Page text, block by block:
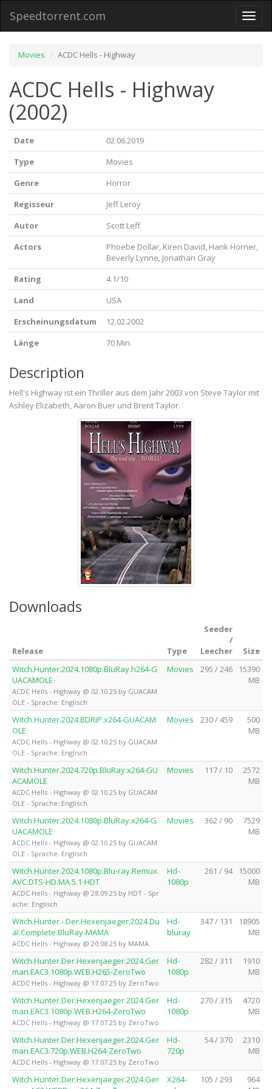
Toggle
Speedtorrent.com
Movies ACDC Hells - Highway
ACDC Hells - Highway
(2002)
Date
02.06.2019
Type
Movies
Genre
Horror
Regisseur
Jeff Leroy
Autor
Scott Leff
Actors
Phoebe Dollar, Kiren David, Hank Horner,
Beverly Lynne, Jonathan Gray
Rating
4.1/10
Land
USA
Erscheinungsdatum
12.02.2002
Länge
70 Min.
Description
Hell's Highway ist ein Thriller aus dem Jahr 2003 von Steve Taylor mit
Ashley Elizabeth, Aaron Buer und Brent Taylor.
Downloads
Release Type
Seeder
/
Leecher
Size
Witch.Hunter.2024.1080p.BluRay.h264-G
UACAMOLE
ACDC Hells - Highway @ 02.10.25 by GUACAM
OLE - Sprache: Englisch
Movies 295 / 246
15390
MB
Witch.Hunter.2024.BDRiP.x264-GUACAM
OLE
ACDC Hells - Highway @ 02.10.25 by GUACAM
OLE - Sprache: Englisch
Movies 230 / 459
500
MB
Witch.Hunter.2024.720p.BluRay.x264-GU
ACAMOLE
ACDC Hells - Highway @ 02.10.25 by GUACAM
OLE - Sprache: Englisch
Movies 117 / 10
2572
MB
Witch.Hunter.2024.1080p.BluRay.x264-G
UACAMOLE
ACDC Hells - Highway @ 02.10.25 by GUACAM
OLE - Sprache: Englisch
Movies 362 / 90
7529
MB
Witch.Hunter.2024.1080p.Blu-ray.Remux.
AVC.DTS-HD.MA.5.1-HDT
ACDC Hells - Highway @ 28.09.25 by HDT - Spr
ache: Englisch
Hd-
1080p
261 / 94
15000
MB
Witch.Hunter.-.Der.Hexenjaeger.2024.Du
al.Complete.BluRay-MAMA
ACDC Hells - Highway @ 20.08.25 by MAMA
Hd-
bluray
347 / 131
18905
MB
Witch.Hunter.Der.Hexenjaeger.2024.Ger
man.EAC3.1080p.WEB.H265-ZeroTwo
ACDC Hells - Highway @ 17.07.25 by ZeroTwo
Hd-
1080p
282 / 311
1910
MB
Witch.Hunter.Der.Hexenjaeger.2024.Ger
man.EAC3.1080p.WEB.H264-ZeroTwo
ACDC Hells - Highway @ 17.07.25 by ZeroTwo
Hd-
1080p
270 / 315
4720
MB
Witch.Hunter.Der.Hexenjaeger.2024.Ger
man.EAC3.720p.WEB.H264-ZeroTwo
ACDC Hells - Highway @ 17.07.25 by ZeroTwo
Hd-
720p
54 / 370
2310
MB
Witch.Hunter.Der.Hexenjaeger.2024.Ger
X264-
105 / 293
964